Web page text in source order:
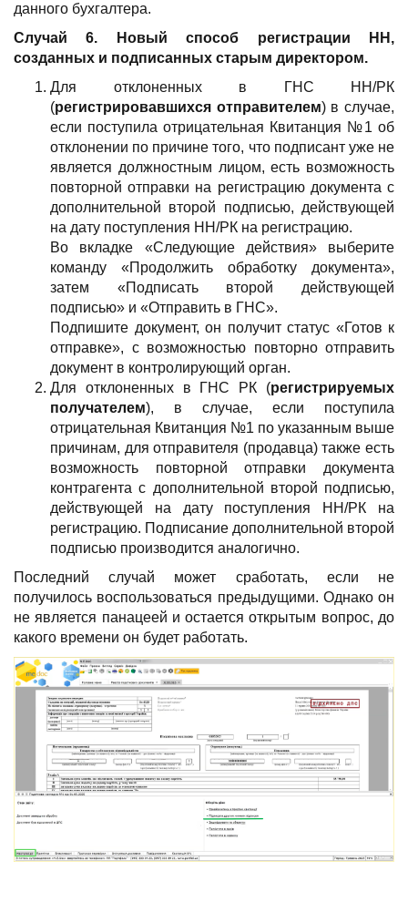
данного бухгалтера.
Случай 6. Новый способ регистрации НН,
созданных и подписанных старым директором.
Для отклоненных в ГНС НН/РК
(регистрировавшихся отправителем) в случае,
если поступила отрицательная Квитанция №1 об
отклонении по причине того, что подписант уже не
является должностным лицом, есть возможность
повторной отправки на регистрацию документа с
дополнительной второй подписью, действующей
на дату поступления НН/РК на регистрацию.
Во вкладке «Следующие действия» выберите
команду «Продолжить обработку документа»,
затем «Подписать второй действующей
подписью» и «Отправить в ГНС».
Подпишите документ, он получит статус «Готов к
отправке», с возможностью повторно отправить
документ в контролирующий орган.
Для отклоненных в ГНС РК (регистрируемых
получателем), в случае, если поступила
отрицательная Квитанция №1 по указанным выше
причинам, для отправителя (продавца) также есть
возможность повторной отправки документа
контрагента с дополнительной второй подписью,
действующей на дату поступления НН/РК на
регистрацию. Подписание дополнительной второй
подписью производится аналогично.
Последний случай может сработать, если не
получилось воспользоваться предыдущими. Однако он
не является панацеей и остается открытым вопрос, до
какого времени он будет работать.